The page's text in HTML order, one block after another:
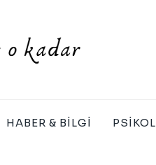
HABER & BILGI